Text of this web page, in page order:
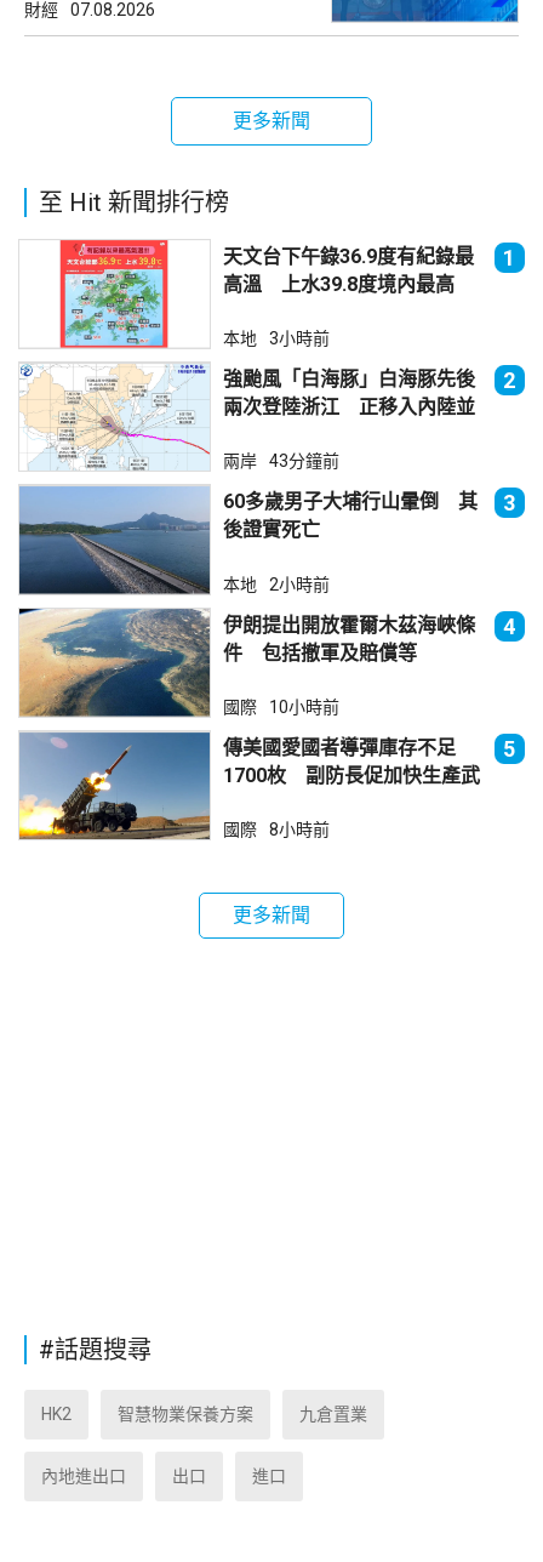
財經 07.08.2026
更多新聞
至 Hit 新聞排行榜
天文台下午錄36.9度有紀錄最
高溫 上水39.8度境內最高
1
本地 3小時前
強颱風「白海豚」白海豚先後
兩次登陸浙江 正移入內陸並
2
兩岸 43分鐘前
60多歲男子大埔行山暈倒 其
後證實死亡
3
本地 2小時前
伊朗提出開放霍爾木茲海峽條
件 包括撤軍及賠償等
4
國際 10小時前
傳美國愛國者導彈庫存不足
1700枚 副防長促加快生產武
5
國際 8小時前
更多新聞
#話題搜尋
HK2 智慧物業保養方案 九倉置業
內地進出口 出口 進口